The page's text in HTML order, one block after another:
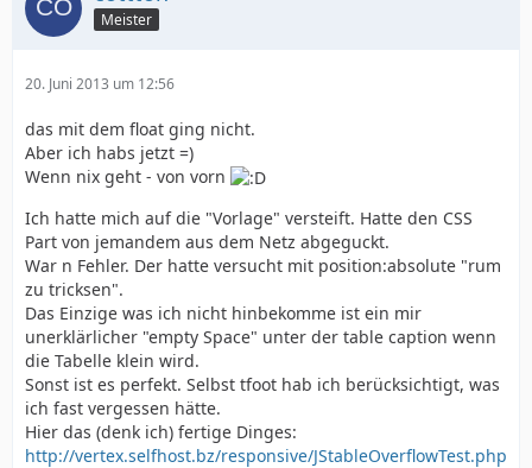
Meister
20. Juni 2013 um 12:56
das mit dem float ging nicht.
Aber ich habs jetzt =)
Wenn nix geht - von vorn
Ich hatte mich auf die "Vorlage" versteift. Hatte den CSS
Part von jemandem aus dem Netz abgeguckt.
War n Fehler. Der hatte versucht mit position:absolute "rum
zu tricksen".
Das Einzige was ich nicht hinbekomme ist ein mir
unerklärlicher "empty Space" unter der table caption wenn
die Tabelle klein wird.
Sonst ist es perfekt. Selbst tfoot hab ich berücksichtigt, was
ich fast vergessen hätte.
Hier das (denk ich) fertige Dinges:
http://vertex.selfhost.bz/responsive/JStableOverflowTest.php